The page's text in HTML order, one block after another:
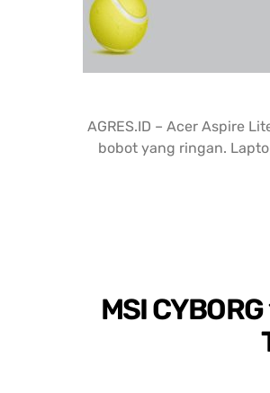
AGRES.ID – Acer Aspire
bobot yang ringan.
MSI